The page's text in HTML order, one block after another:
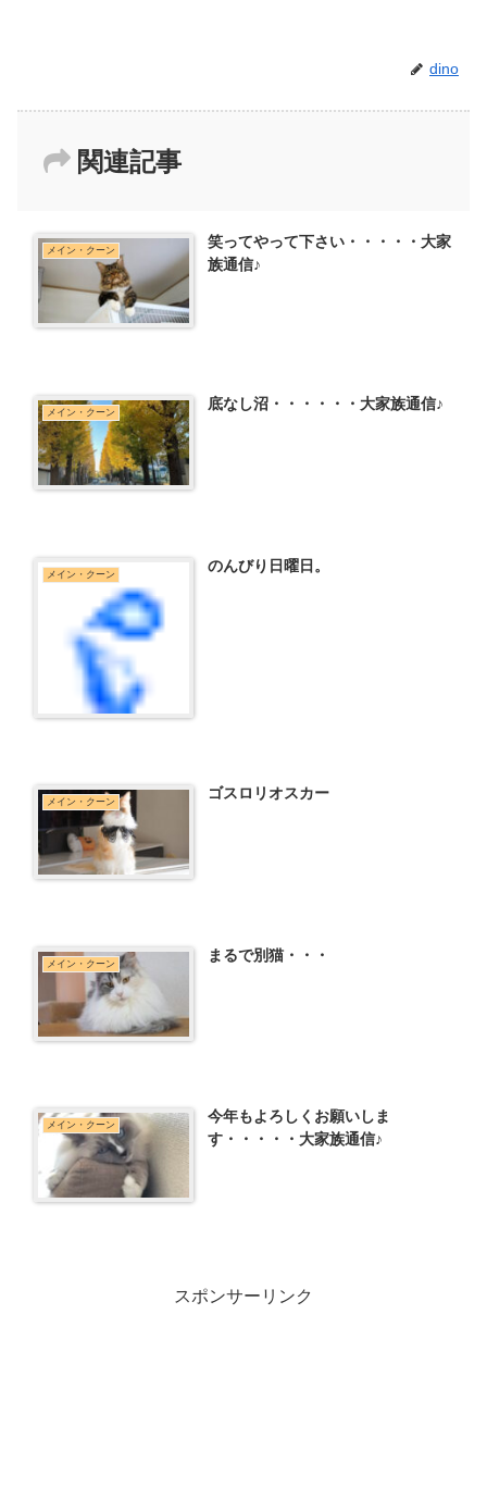
dino
関連記事
メイン・クーン
笑ってやって下さい・・・・・大家
族通信♪
メイン・クーン 底なし沼・・・・・・大家族通信♪
メイン・クーン のんびり日曜日。
メイン・クーン ゴスロリオスカー
メイン・クーン まるで別猫・・・
メイン・クーン
今年もよろしくお願いしま
す・・・・・大家族通信♪
スポンサーリンク